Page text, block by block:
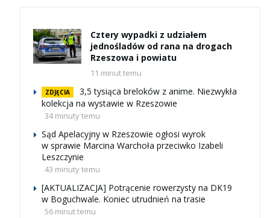
Cztery wypadki z udziałem
jednośladów od rana na drogach
Rzeszowa i powiatu
11 minut temu
ZDJĘCIA
3,5 tysiąca breloków z anime. Niezwykła
kolekcja na wystawie w Rzeszowie
34 minuty temu
Sąd Apelacyjny w Rzeszowie ogłosi wyrok
w sprawie Marcina Warchoła przeciwko Izabeli
Leszczynie
43 minuty temu
[AKTUALIZACJA] Potrącenie rowerzysty na DK19
w Boguchwale. Koniec utrudnień na trasie
56 minut temu